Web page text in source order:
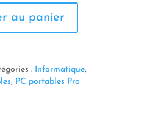
au panier
: Informatique,
, PC portables Pro